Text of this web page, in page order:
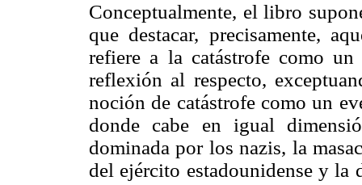
Conceptualmente, el libro
que destacar, precisamente,
refiere a la catástrofe como
reflexión al respecto,
noción de catástrofe como un
donde cabe en igual
dominada por los nazis, la
del ejército estadounidense y la